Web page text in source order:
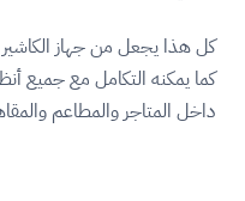
تطبيق
النادل
استفيد من
جهازًا شاملاً ومحمولًا وفعّالًا،
البيع وغيرها من الأنظمة